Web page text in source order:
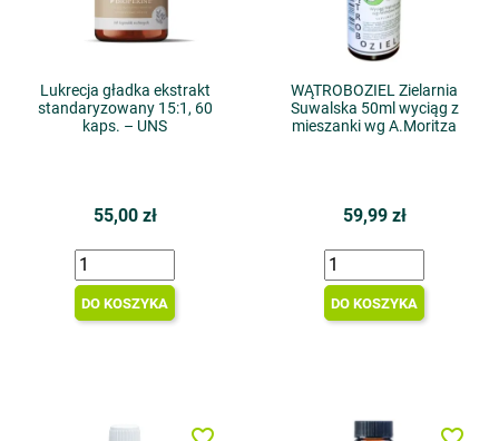
Lukrecja gładka ekstrakt
standaryzowany 15:1, 60
kaps. – UNS
55,00 zł
DO KOSZYKA
WĄTROBOZIEL Zielarnia
Suwalska 50ml wyciąg z
mieszanki wg A.Moritza
59,99 zł
DO KOSZYKA